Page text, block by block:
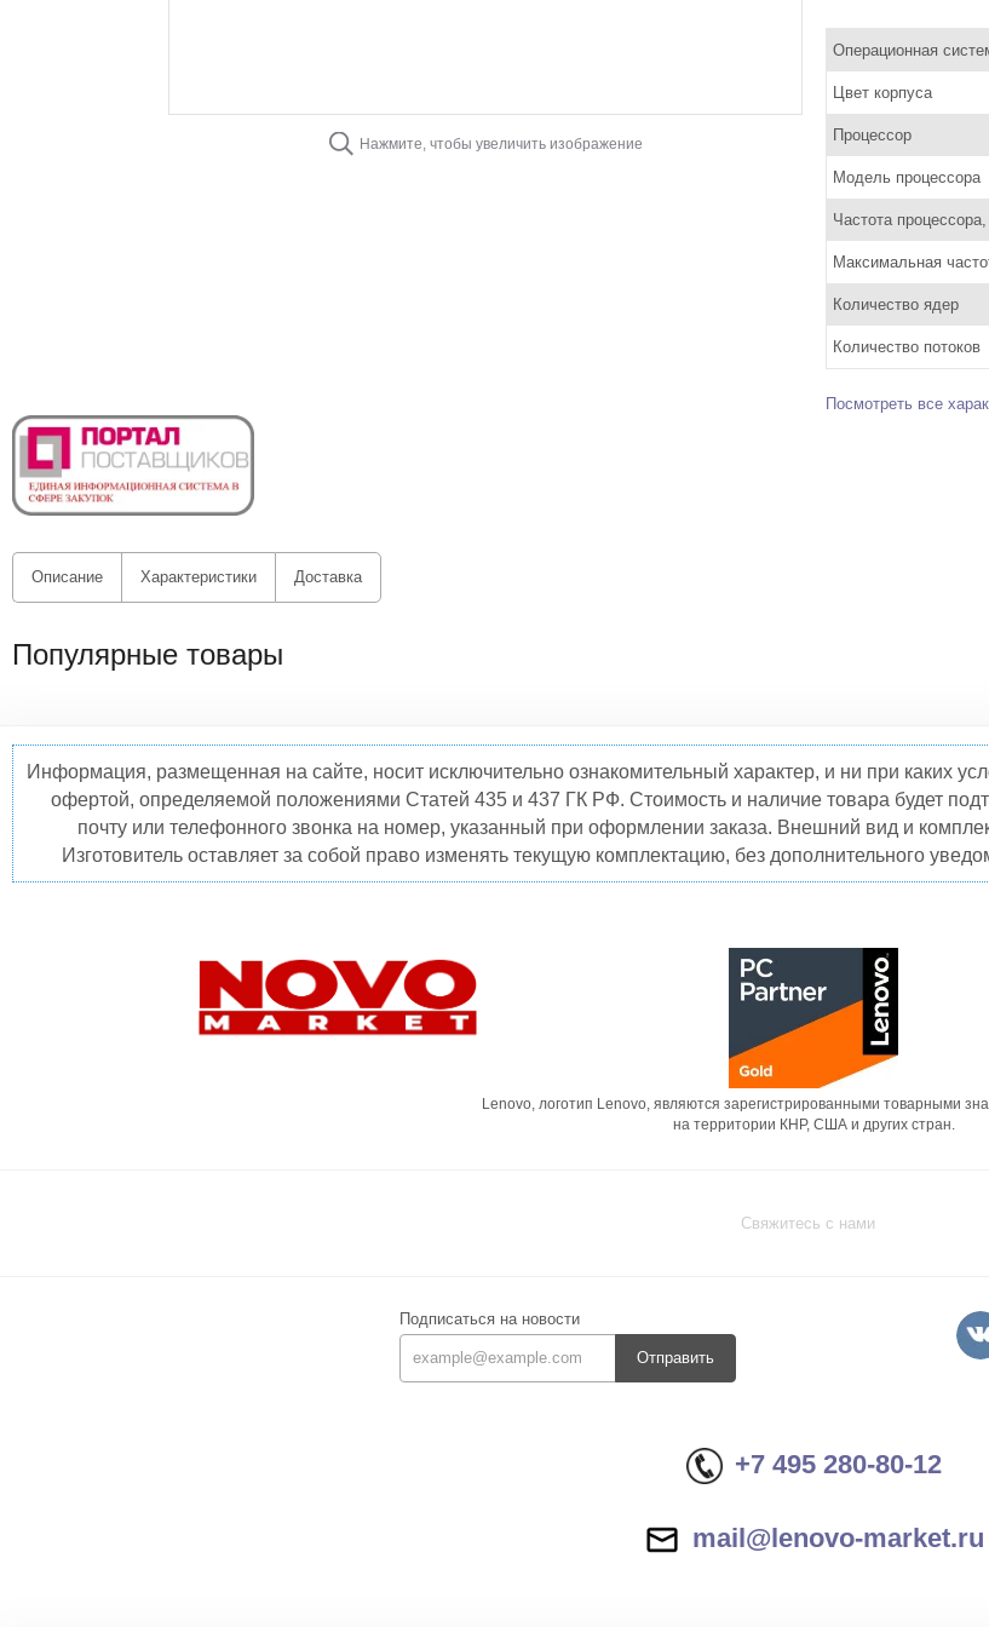
Нажмите, чтобы увеличить изображение
Операционная
Цвет корпуса
Процессор
Модель процессора
Частота
Максимальная
Количество ядер
Количество потоков
Посмотреть все
Описание Характеристики Доставка
Популярные товары
Информация, размещенная на сайте, носит исключительно ознакомительный характер, и ни при каких
офертой, определяемой положениями Статей 435 и 437 ГК РФ. Стоимость и наличие товара будет
почту или телефонного звонка на номер, указанный при оформлении заказа. Внешний вид и
Изготовитель оставляет за собой право изменять текущую комплектацию, без дополнительного
Lenovo, логотип Lenovo, являются зарегистрированными товарными
на территории КНР, США и других стран.
Свяжитесь с нами
Подписаться на новости
Отправить
+7 495 280-80-12
mail@lenovo-market.ru